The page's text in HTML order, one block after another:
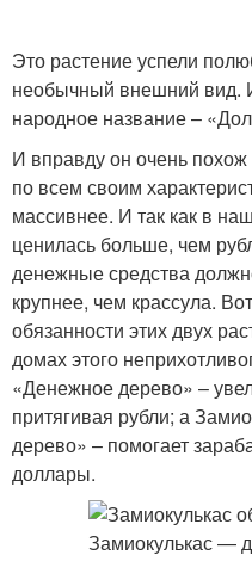
Это растение успели
необычный внешний вид.
народное название –
И вправду он очень
по всем своим
массивнее. И так как в
ценилась больше, чем
денежные средства
крупнее, чем крассула.
обязанности этих двух
домах этого
«Денежное дерево» –
притягивая рубли; а
дерево» – помогает
доллары.